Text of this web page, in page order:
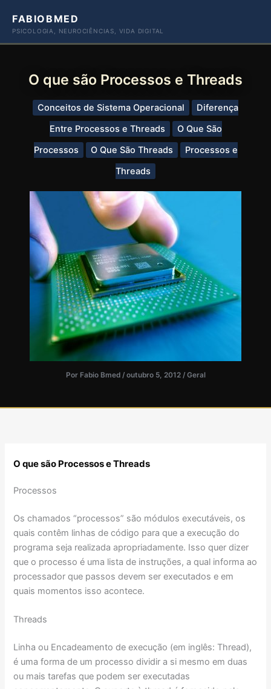
paraFABIOBMED
PSICOLOGIA, NEUROCIÊNCIAS, VIDA DIGITAL
O que são Processos e Threads
Conceitos de Sistema Operacional
Diferença
Entre Processos e Threads
O Que São
Processos
O Que São Threads
Processos e
Threads
Por Fabio Bmed / outubro 5, 2012 / Geral
O que são Processos e Threads
Processos
Os chamados “processos” são módulos executáveis, os
quais contêm linhas de código para que a execução do
programa seja realizada apropriadamente. Isso quer dizer
que o processo é uma lista de instruções, a qual informa ao
processador que passos devem ser executados e em
quais momentos isso acontece.
Threads
Linha ou Encadeamento de execução (em inglês: Thread),
é uma forma de um processo dividir a si mesmo em duas
ou mais tarefas que podem ser executadas